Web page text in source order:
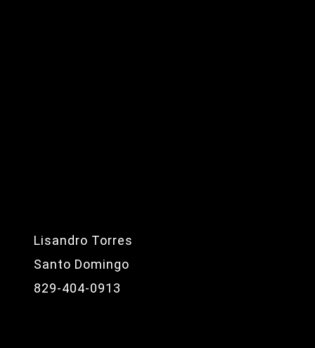
Lisandro Torres
Santo Domingo
829-404-0913